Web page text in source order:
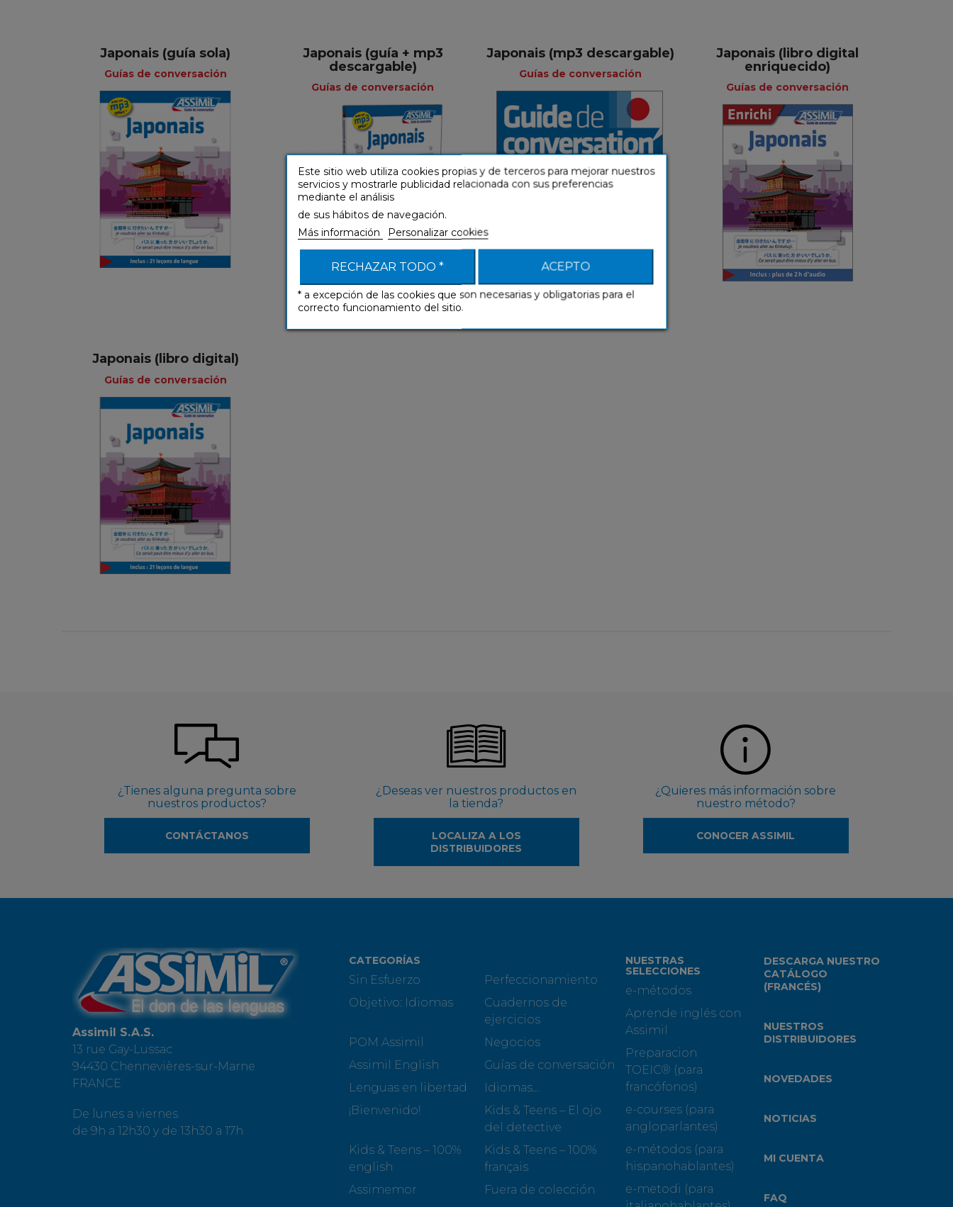
Japonais (guía sola)
Guías de conversación
Guías de
conversación
Francés
5,50 €
Japonais (guía + mp3
descargable)
Guías de conversación
+
Guías de
conversación
Francés
9,90 €
Japonais (mp3 descargable)
Guías de conversación
Guías de
conversación
4,90 €
Japonais (libro digital
enriquecido)
Guías de conversación
Guías de
conversación
Francés
9,99 €
Japonais (libro digital)
Guías de conversación
Guías de
conversación
Francés
3,99 €
¿Tienes alguna pregunta sobre
nuestros productos?
CONTÁCTANOS
¿Deseas ver nuestros productos en
la tienda?
LOCALIZA A LOS
DISTRIBUIDORES
¿Quieres más información sobre
nuestro método?
CONOCER ASSIMIL
Assimil S.A.S.
13 rue Gay-Lussac
94430 Chennevières-sur-Marne
FRANCE
De lunes a viernes
de 9h a 12h30 y de 13h30 a 17h
CATEGORÍAS
Sin Esfuerzo
Perfeccionamiento
Objetivo: Idiomas
Cuadernos de
ejercicios
POM Assimil
Negocios
Assimil English
Guías de conversación
Lenguas en libertad
Idiomas...
¡Bienvenido!
Kids & Teens – El ojo
del detective
Kids & Teens – 100%
english
Kids & Teens – 100%
français
Assimemor
Fuera de colección
NUESTRAS
SELECCIONES
e-métodos
Aprende inglés con
Assimil
Preparacion
TOEIC® (para
francófonos)
e-courses (para
angloparlantes)
e-métodos (para
hispanohablantes)
e-metodi (para
DESCARGA NUESTRO
CATÁLOGO
(FRANCÉS)
NUESTROS
DISTRIBUIDORES
NOVEDADES
NOTICIAS
MI CUENTA
FAQ
Este sitio web utiliza cookies propias y de terceros para mejorar nuestros
servicios y mostrarle publicidad relacionada con sus preferencias
mediante el análisis
de sus hábitos de navegación.
Más información
Personalizar cookies
RECHAZAR TODO * ACEPTO
* a excepción de las cookies que son necesarias y obligatorias para el
correcto funcionamiento del sitio.